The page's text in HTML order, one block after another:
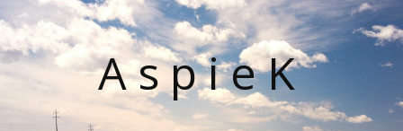
AspieK